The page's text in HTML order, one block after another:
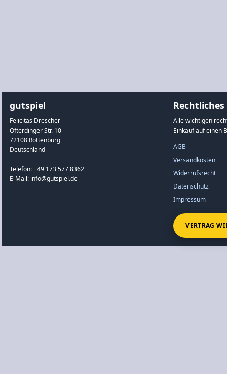
gutspiel
Felicitas Drescher
Ofterdinger Str. 10
72108 Rottenburg
Deutschland
Telefon: +49 173 577 8362
E-Mail: info@gutspiel.de
Rechtliches
Alle wichtigen
Einkauf auf einen
AGB
Versandkosten
Widerrufsrecht
Datenschutz
Impressum
VERTRAG